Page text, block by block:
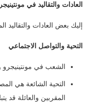
العادات والتقاليد في
إليك بعض العادات والتقاليد
التحية والتواصل الاجتماعي
الشعب في مونتينيجرو
التحية الشائعة هي
المقربين والعائلة قد